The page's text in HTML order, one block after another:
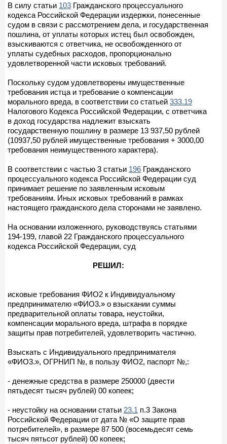
В силу статьи 103 Гражданского процессуального
кодекса Российской Федерации издержки, понесенные
судом в связи с рассмотрением дела, и государственная
пошлина, от уплаты которых истец был освобожден,
взыскиваются с ответчика, не освобожденного от
уплаты судебных расходов, пропорционально
удовлетворенной части исковых требований.
Поскольку судом удовлетворены имущественные
требования истца и требование о компенсации
морального вреда, в соответствии со статьей 333.19
Налогового Кодекса Российской Федерации, с ответчика
в доход государства надлежит взыскать
государственную пошлину в размере 13 937,50 рублей
(10937,50 рублей имущественные требования + 3000,00
требования неимущественного характера).
В соответствии с частью 3 статьи 196 Гражданского
процессуального кодекса Российской Федерации суд
принимает решение по заявленным исковым
требованиям. Иных исковых требований в рамках
настоящего гражданского дела сторонами не заявлено.
На основании изложенного, руководствуясь статьями
194-199, главой 22 Гражданского процессуального
кодекса Российской Федерации, суд
РЕШИЛ:
исковые требования ФИО2 к Индивидуальному
предпринимателю «ФИО3.» о взыскании суммы
предварительной оплаты товара, неустойки,
компенсации морального вреда, штрафа в порядке
защиты прав потребителей, удовлетворить частично.
Взыскать с Индивидуального предпринимателя
«ФИО3.», ОГРНИП №, в пользу ФИО2, паспорт №,:
- денежные средства в размере 250000 (двести
пятьдесят тысяч рублей) 00 копеек;
- неустойку на основании статьи 23.1 п.3 Закона
Российской Федерации от дата № «О защите прав
потребителей», в размере 87 500 (восемьдесят семь
тысяч пятьсот рублей) 00 копеек;